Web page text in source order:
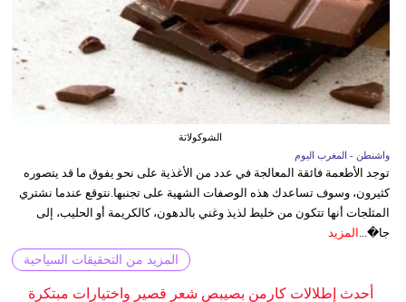
الشوكولاتة
واشنطن - المغرب اليوم
توجد الأطعمة فائقة المعالجة في عدد من الأغذية على نحو يفوق ما قد يتصوره
كثيرون، وسوف تساعدك هذه الوصفات الشهية على تجنبها.نتوقع عندما نشتري
المثلجات أنها تتكون من خليط لذيذ وغني بالدهون، كالكريمة أو الحليب، إلى
جا�...
المزيد
المزيد من التحقيقات السياحية
أحدث إطلالات كارمن بصيبص شعر قصير واختيارات مبتكرة